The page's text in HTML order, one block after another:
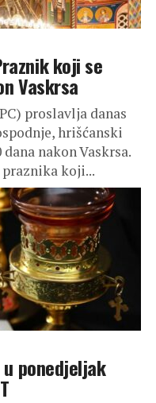
koji se
Vaskrsa
proslavlja danas
hrišćanski
nakon Vaskrsa.
praznika koji...
ponedjeljak